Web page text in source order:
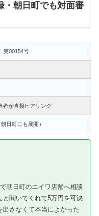
朝日町でも対面審
第00154号
者が直接ヒアリング
日町にも展開）
朝日町のエイワ店舗へ相談
と聞いてくれて5万円を可決
出さなくて本当によかった